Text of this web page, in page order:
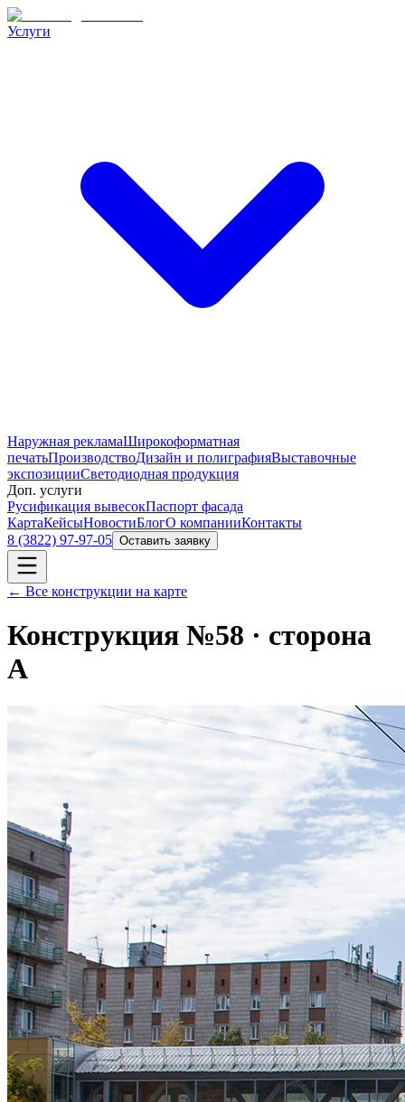
Услуги
Наружная рекламаШирокоформатная
печатьПроизводствоДизайн и полиграфияВыставочные
экспозицииСветодиодная продукция
Доп. услуги
Русификация вывесокПаспорт фасада
КартаКейсыНовостиБлогО компанииКонтакты
8 (3822) 97-97-05 Оставить заявку
← Все конструкции на карте
Конструкция №58 · сторона
A